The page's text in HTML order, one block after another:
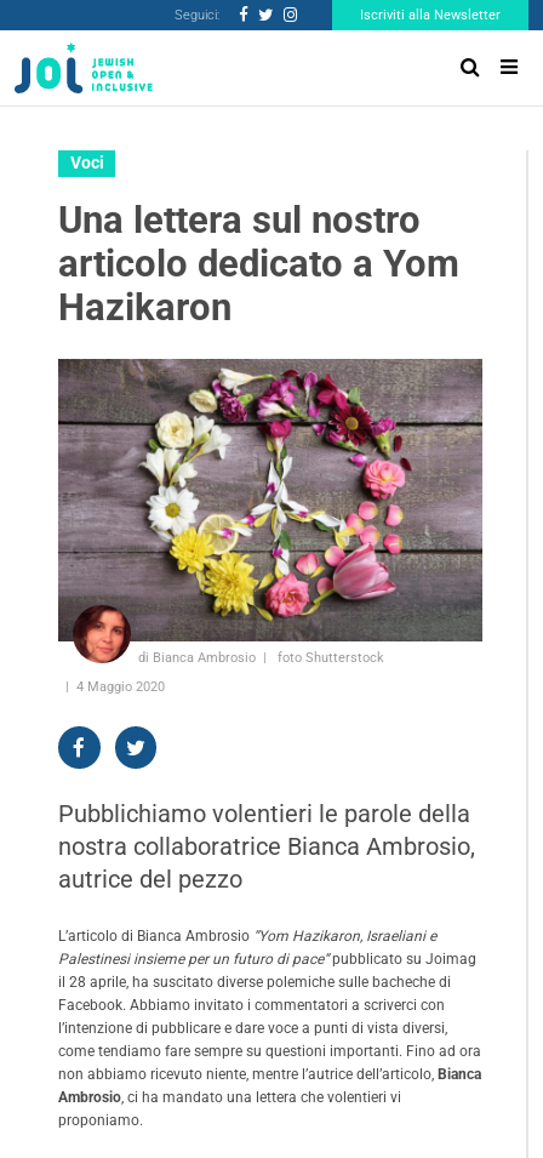
Seguici: Iscriviti alla Newsletter
Voci
Una lettera sul nostro
articolo dedicato a Yom
Hazikaron
di Bianca Ambrosio
foto Shutterstock
4 Maggio 2020
Pubblichiamo volentieri le parole della
nostra collaboratrice Bianca Ambrosio,
autrice del pezzo
L’articolo di Bianca Ambrosio “Yom Hazikaron, Israeliani e
Palestinesi insieme per un futuro di pace“pubblicato su Joimag
il 28 aprile, ha suscitato diverse polemiche sulle bacheche di
Facebook. Abbiamo invitato i commentatori a scriverci con
l’intenzione di pubblicare e dare voce a punti di vista diversi,
come tendiamo fare sempre su questioni importanti. Fino ad ora
non abbiamo ricevuto niente, mentre l’autrice dell’articolo, Bianca
Ambrosio, ci ha mandato una lettera che volentieri vi
proponiamo.